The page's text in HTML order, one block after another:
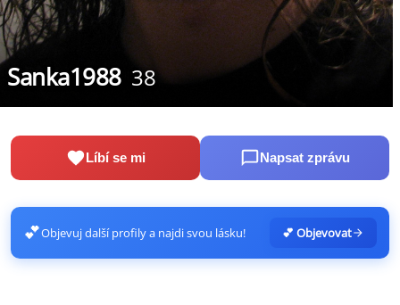
Sanka1988 38
Líbí se mi Napsat zprávu
💕Objevuj další profily a najdi svou lásku! 💕 Objevovat